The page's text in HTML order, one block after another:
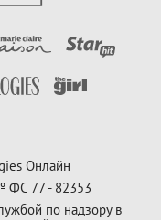
Онлайн
ФС 77 - 82353
по надзору в